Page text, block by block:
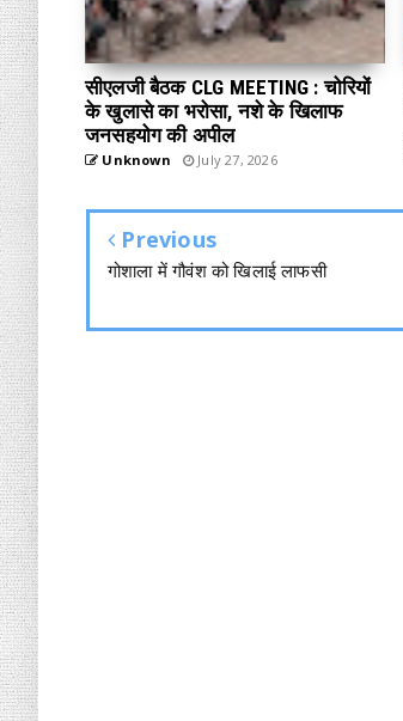
सीएलजी बैठक CLG MEETING : चोरियों
के खुलासे का भरोसा, नशे के खिलाफ
जनसहयोग की अपील
Unknown July 27, 2026
Previous
गोशाला में गौवंश को खिलाई लाफसी